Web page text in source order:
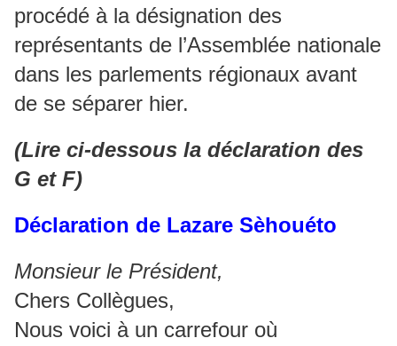
procédé à la désignation des
représentants de l’Assemblée nationale
dans les parlements régionaux avant
de se séparer hier.
(Lire ci-dessous la déclaration des
G et F)
Déclaration de Lazare Sèhouéto
Monsieur le Président,
Chers Collègues,
Nous voici à un carrefour où